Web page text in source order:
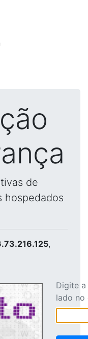
de
hospedados
,
Digite
lado no